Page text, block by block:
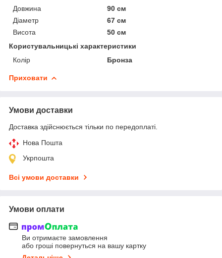
Довжина
90 см
Діаметр
67 см
Висота
50 см
Користувальницькі характеристики
Колір
Бронза
Приховати
Умови доставки
Доставка здійснюється тільки по передоплаті.
Нова Пошта
Укрпошта
Всі умови доставки
Умови оплати
Ви отримаєте замовлення
або гроші повернуться на вашу картку